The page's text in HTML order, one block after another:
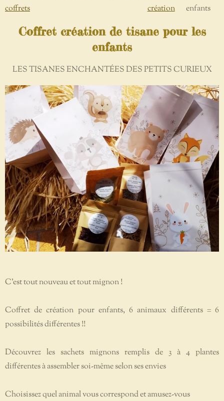
coffrets
création
enfants
Coffret création de tisane pour les
enfants
LES TISANES ENCHANTÉES DES PETITS CURIEUX
C'est tout nouveau et tout mignon !
Coffret de création pour enfants, 6 animaux différents = 6
possibilités différentes !!
Découvrez les sachets mignons remplis de 3 à 4 plantes
différentes à assembler soi-même selon ses envies
Choisissez quel animal vous correspond et amusez-vous